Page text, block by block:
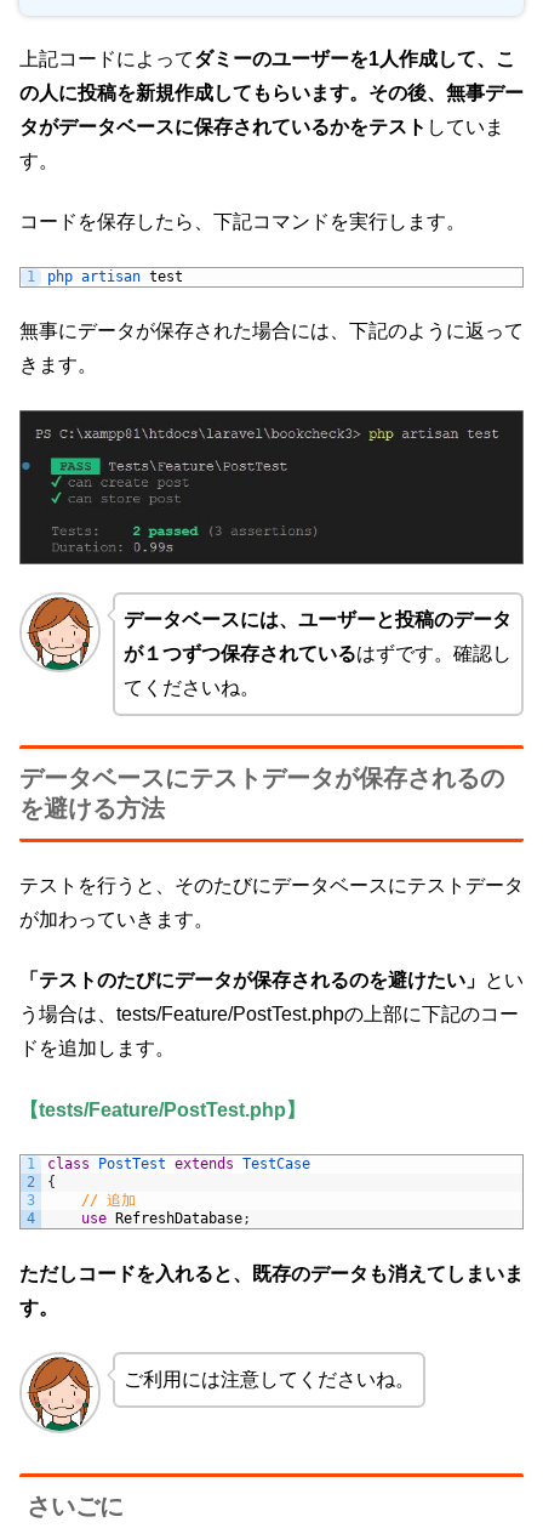
上記コードによってダミーのユーザーを1人作成して、こ
の人に投稿を新規作成してもらいます。その後、無事デー
タがデータベースに保存されているかをテスト していま
す。
コードを保存したら、下記コマンドを実行します。
1 php artisan test
無事にデータが保存された場合には、下記のように返って
きます。
データベースには、ユーザーと投稿のデータ
が１つずつ保存されているはずです。確認し
てくださいね。
データベースにテストデータが保存されるの
を避ける方法
テストを行うと、そのたびにデータベースにテストデータ
が加わっていきます。
「テストのたびにデータが保存されるのを避けたい」 とい
う場合は、tests/Feature/PostTest.phpの上部に下記のコー
ドを追加します。
【tests/Feature/PostTest.php】
1
2
3
4
class PostTest extends TestCase
{
// 追加
use
RefreshDatabase;
ただしコードを入れると、既存のデータも消えてしまいま
す。
ご利用には注意してくださいね。
さいごに